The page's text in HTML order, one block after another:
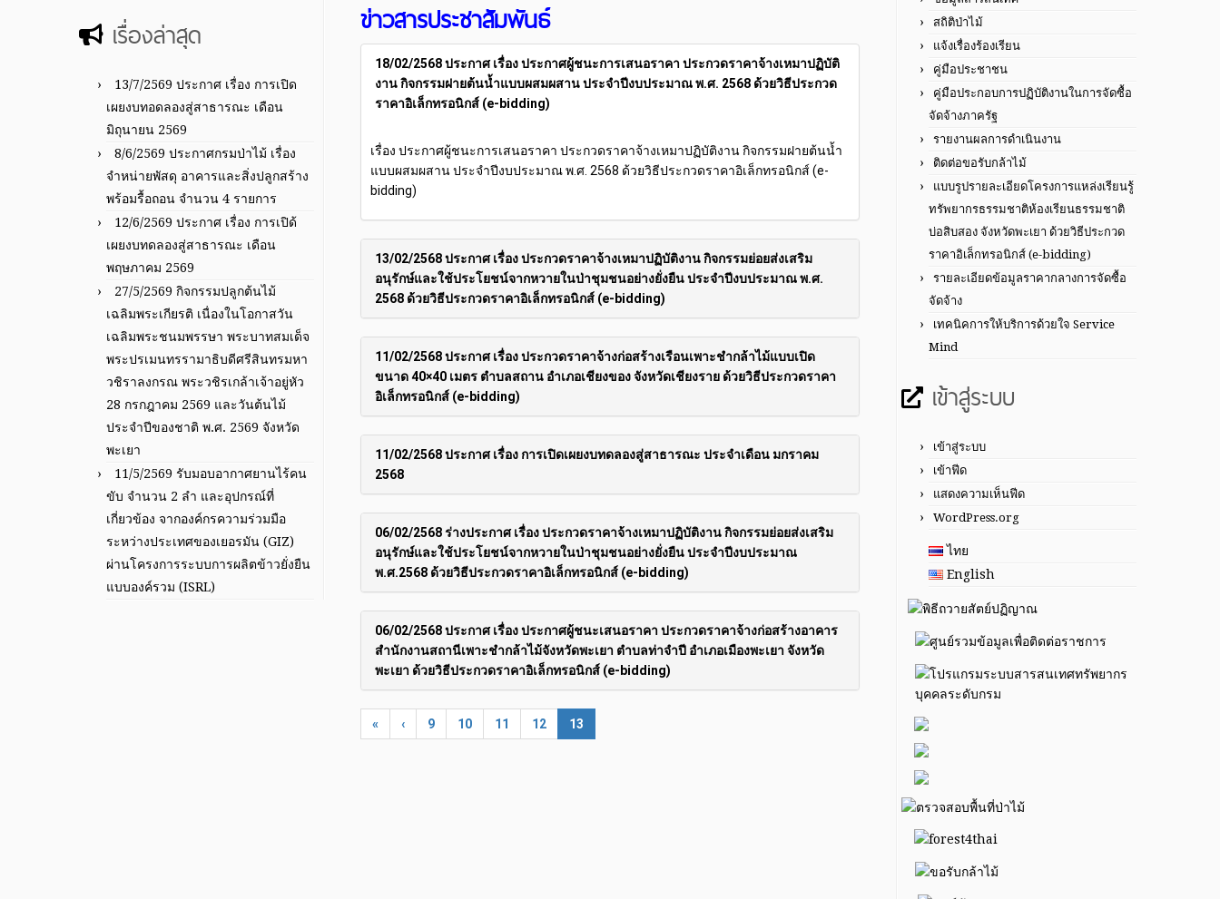
เรื่องล่าสุด
13/7/2569 ประกาศ เรื่อง การเปิด
เผยงบทอดลองสู่สาธารณะ เดือน
มิถุนายน 2569
8/6/2569 ประกาศกรมป่าไม้ เรื่อง
จำหน่ายพัสดุ อาคารและสิ่งปลูกสร้าง
พร้อมรื้อถอน จำนวน 4 รายการ
12/6/2569 ประกาศ เรื่อง การเปิด้
เผยงบทดลองสู่สาธารณะ เดือน
พฤษภาคม 2569
27/5/2569 กิจกรรมปลูกต้นไม้
เฉลิมพระเกียรติ เนื่องในโอกาสวัน
เฉลิมพระชนมพรรษา พระบาทสมเด็จ
พระปรเมนทรรามาธิบดีศรีสินทรมหา
วชิราลงกรณ พระวชิรเกล้าเจ้าอยู่หัว
28 กรกฎาคม 2569 และวันต้นไม้
ประจำปีของชาติ พ.ศ. 2569 จังหวัด
พะเยา
11/5/2569 รับมอบอากาศยานไร้คน
ขับ จำนวน 2 ลำ และอุปกรณ์ที่
เกี่ยวข้อง จากองค์กรความร่วมมือ
ระหว่างประเทศของเยอรมัน (GIZ)
ผ่านโครงการระบบการผลิตข้าวยั่งยืน
แบบองค์รวม (ISRL)
ข่าวสารประชาสัมพันธ์
18/02/2568 ประกาศ เรื่อง ประกาศผู้ชนะการเสนอราคา ประกวดราคาจ้างเหมาปฏิบัติ
งาน กิจกรรมฝายต้นน้ำแบบผสมผสาน ประจำปีงบประมาณ พ.ศ. 2568 ด้วยวิธีประกวด
ราคาอิเล็กทรอนิกส์ (e-bidding)
เรื่อง ประกาศผู้ชนะการเสนอราคา ประกวดราคาจ้างเหมาปฏิบัติงาน กิจกรรมฝายต้นน้ำ
แบบผสมผสาน ประจำปีงบประมาณ พ.ศ. 2568 ด้วยวิธีประกวดราคาอิเล็กทรอนิกส์ (e-
bidding)
13/02/2568 ประกาศ เรื่อง ประกวดราคาจ้างเหมาปฏิบัติงาน กิจกรรมย่อยส่งเสริม
อนุรักษ์และใช้ประโยชน์จากหวายในป่าชุมชนอย่างยั่งยืน ประจำปีงบประมาณ พ.ศ.
2568 ด้วยวิธีประกวดราคาอิเล็กทรอนิกส์ (e-bidding)
11/02/2568 ประกาศ เรื่อง ประกวดราคาจ้างก่อสร้างเรือนเพาะชำกล้าไม้แบบเปิด
ขนาด 40×40 เมตร ตำบลสถาน อำเภอเชียงของ จังหวัดเชียงราย ด้วยวิธีประกวดราคา
อิเล็กทรอนิกส์ (e-bidding)
11/02/2568 ประกาศ เรื่อง การเปิดเผยงบทดลองสู่สาธารณะ ประจำเดือน มกราคม
2568
06/02/2568 ร่างประกาศ เรื่อง ประกวดราคาจ้างเหมาปฏิบัติงาน กิจกรรมย่อยส่งเสริม
อนุรักษ์และใช้ประโยชน์จากหวายในป่าชุมชนอย่างยั่งยืน ประจำปีงบประมาณ
พ.ศ.2568 ด้วยวิธีประกวดราคาอิเล็กทรอนิกส์ (e-bidding)
06/02/2568 ประกาศ เรื่อง ประกาศผู้ชนะเสนอราคา ประกวดราคาจ้างก่อสร้างอาคาร
สำนักงานสถานีเพาะชำกล้าไม้จังหวัดพะเยา ตำบลท่าจำปี อำเภอเมืองพะเยา จังหวัด
พะเยา ด้วยวิธีประกวดราคาอิเล็กทรอนิกส์ (e-bidding)
« ‹ 9 10 11 12 13
สถิติป่าไม้
แจ้งเรื่องร้องเรียน
คู่มือประชาชน
คู่มือประกอบการปฏิบัติงานในการจัดซื้อ
จัดจ้างภาครัฐ
รายงานผลการดำเนินงาน
ติดต่อขอรับกล้าไม้
แบบรูปรายละเอียดโครงการแหล่งเรียนรู้
ทรัพยากรธรรมชาติห้องเรียนธรรมชาติ
บ่อสิบสอง จังหวัดพะเยา ด้วยวิธีประกวด
ราคาอิเล็กทรอนิกส์ (e-bidding)
รายละเอียดข้อมูลราคากลางการจัดซื้อ
จัดจ้าง
เทคนิคการให้บริการด้วยใจ Service
Mind
เข้าสู่ระบบ
เข้าสู่ระบบ
เข้าฟีด
แสดงความเห็นฟีด
WordPress.org
ไทย
English